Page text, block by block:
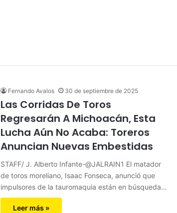
Fernando Avalos 30 de septiembre de 2025
Las Corridas De Toros
Regresarán A Michoacán, Esta
Lucha Aún No Acaba: Toreros
Anuncian Nuevas Embestidas
STAFF/ J. Alberto Infante-@JALRAIN1 El matador
de toros moreliano, Isaac Fonseca, anunció que
impulsores de la tauromaquia están en búsqueda…
Leer más »